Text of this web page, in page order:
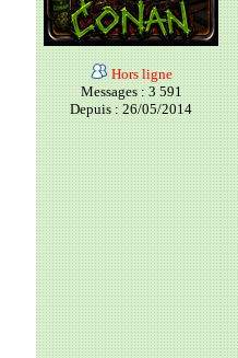
Hors ligne
Messages : 3 591
Depuis : 26/05/2014